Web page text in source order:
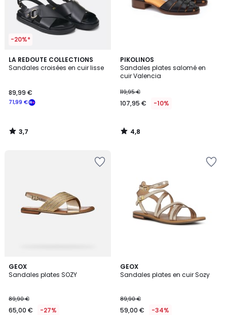
-20%*
LA REDOUTE COLLECTIONS
Sandales croisées en cuir lisse
71,99 €
89,99 €
3,7
/ 5
3,7
/
PIKOLINOS
Sandales plates salomé en
cuir Valencia
119,95 €
107,95 € -10%
4,8
/ 5
4,8
/
GEOX
Sandales plates SOZY
89,90 €
65,00 € -27%
1
/
2
Couleurs
GEOX
Sandales plates en cuir Sozy
89,90 €
59,00 € -34%
5
/